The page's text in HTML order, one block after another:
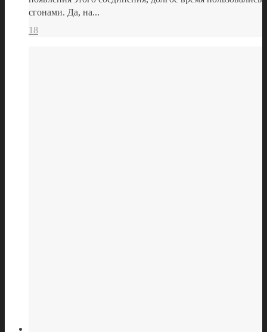
сгонами. Да, на...
18